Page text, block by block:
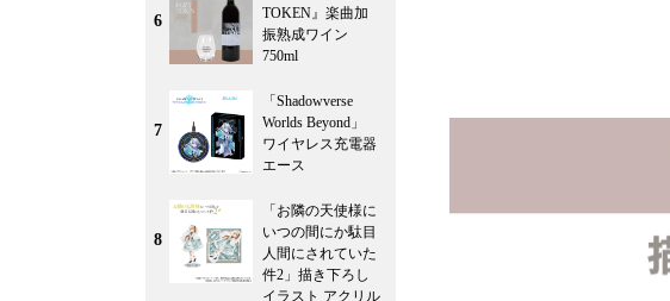
6
TOKEN』楽曲加
振熟成ワイン
750ml
7
「Shadowverse
Worlds Beyond」
ワイヤレス充電器
エース
8
「お隣の天使様に
いつの間にか駄目
人間にされていた
件2」描き下ろし
イラスト アクリル